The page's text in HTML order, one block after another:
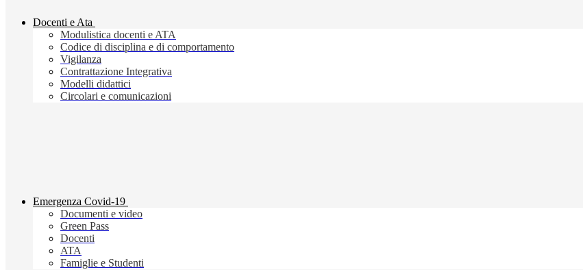
Docenti e Ata
Modulistica docenti e ATA
Codice di disciplina e di comportamento
Vigilanza
Contrattazione Integrativa
Modelli didattici
Circolari e comunicazioni
Emergenza Covid-19
Documenti e video
Green Pass
Docenti
ATA
Famiglie e Studenti